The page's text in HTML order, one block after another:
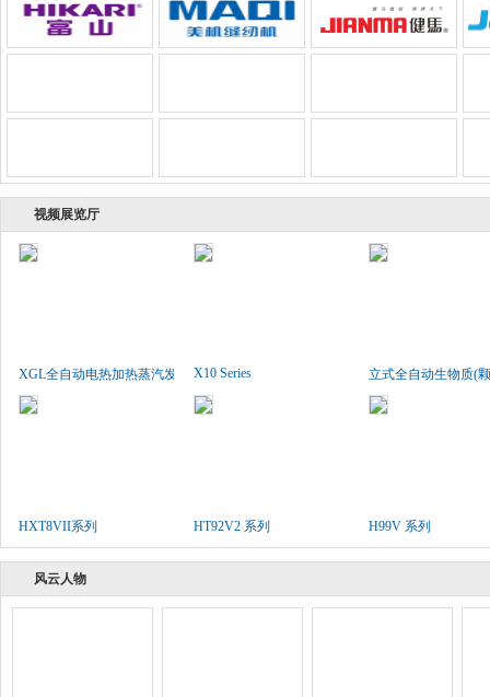
视频展览厅
XGL全自动电热加热蒸汽发生..X10 Series 立式全自动生物质(
HXT8VII系列 HT92V2 系列 H99V 系列
风云人物